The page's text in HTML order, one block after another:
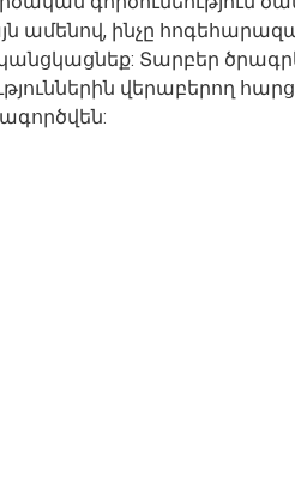
ամենով, ինչը
Տարբեր
վերաբերող